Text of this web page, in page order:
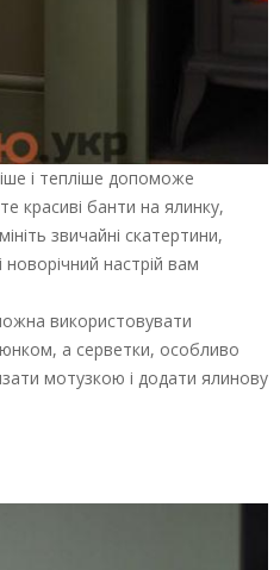
і тепліше допоможе
красиві банти на ялинку,
звичайні скатертини,
новорічний настрій вам
використовувати
а серветки, особливо
мотузкою і додати ялинову